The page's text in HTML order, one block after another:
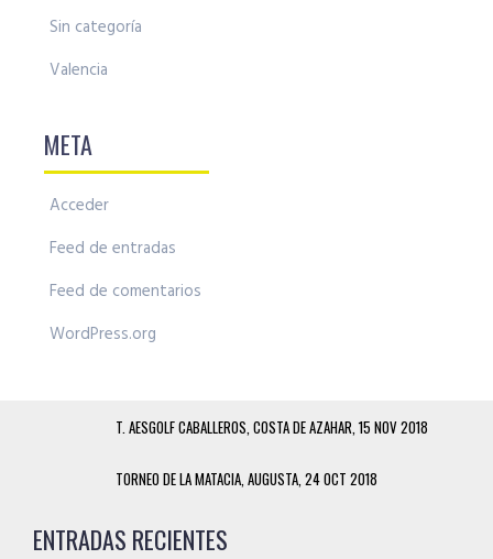
Sin categoría
Valencia
META
Acceder
Feed de entradas
Feed de comentarios
WordPress.org
T. AESGOLF CABALLEROS, COSTA DE AZAHAR, 15 NOV 2018
TORNEO DE LA MATACIA, AUGUSTA, 24 OCT 2018
ENTRADAS RECIENTES